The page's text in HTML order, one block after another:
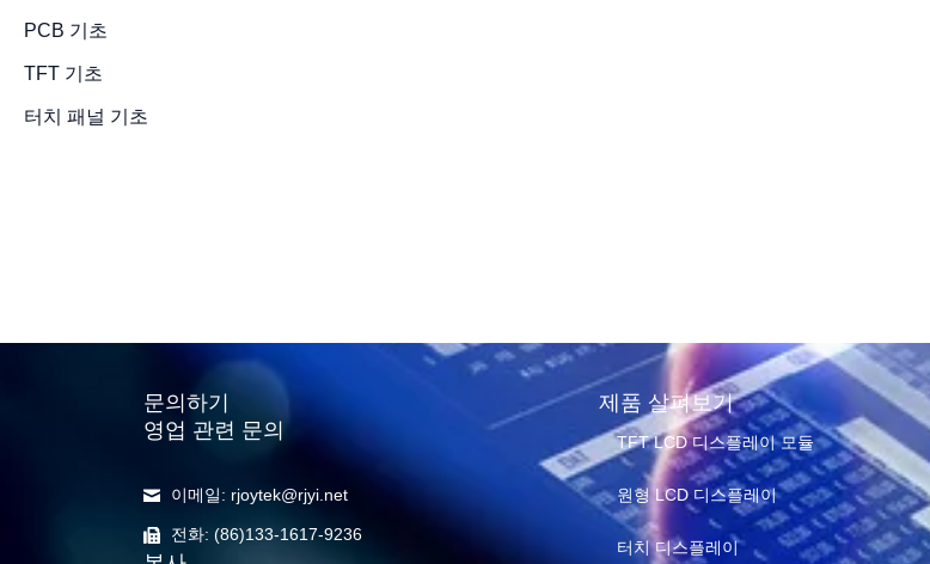
PCB 기초
TFT 기초
터치 패널 기초
문의하기
영업 관련 문의
이메일: rjoytek@rjyi.net
전화: (86)133-1617-9236
제품 살펴보기
TFT LCD 디스플레이 모듈
원형 LCD 디스플레이
터치 디스플레이